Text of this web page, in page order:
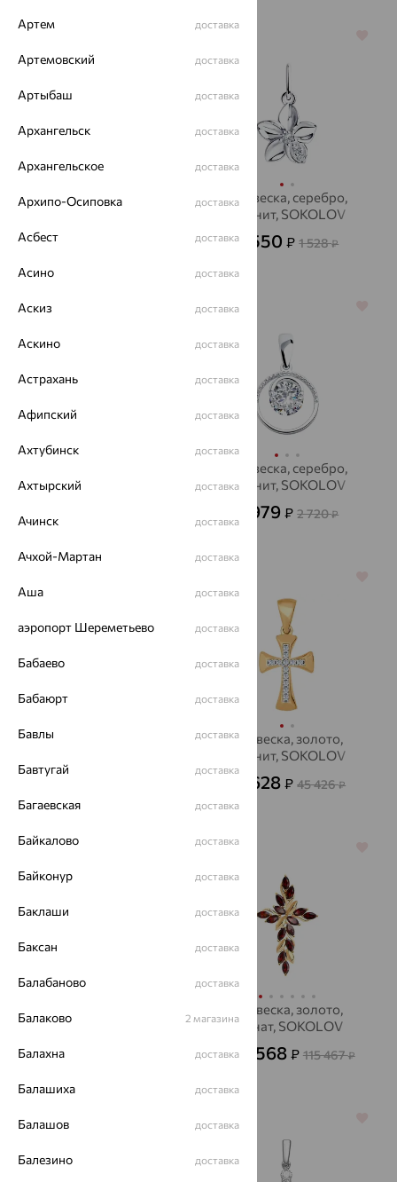
Подвеска, серебро,
от
Подвеска, серебро,
фианит, SOKOLOV
от 550₽ 1 528₽
64%
SOKOLOV
64%
Подвеска, серебро,
фианит, SOKOLOV
979₽ 2 720₽
Подвеска, золото,
Подвеска, золото,
фианит, SOKOLOV
13 628₽ 45 426₽
64%
гранат, SOKOLOV
9 706
64%
Подвеска, золото,
гранат, SOKOLOV
от 41 568 ₽ 115 467₽
Артем доставка
Артемовский доставка
Артыбаш доставка
Архангельск доставка
Архангельское доставка
Архипо-Осиповка доставка
Асбест доставка
Асино доставка
Аскиз доставка
Аскино доставка
Астрахань доставка
Афипский доставка
Ахтубинск доставка
Ахтырский доставка
Ачинск доставка
Ачхой-Мартан доставка
Аша доставка
аэропорт Шереметьево доставка
Бабаево доставка
Бабаюрт доставка
Бавлы доставка
Бавтугай доставка
Багаевская доставка
Байкалово доставка
Байконур доставка
Баклаши доставка
Баксан доставка
Балабаново доставка
Балаково 2 магазина
Балахна доставка
Балашиха доставка
Балашов доставка
Балезино доставка